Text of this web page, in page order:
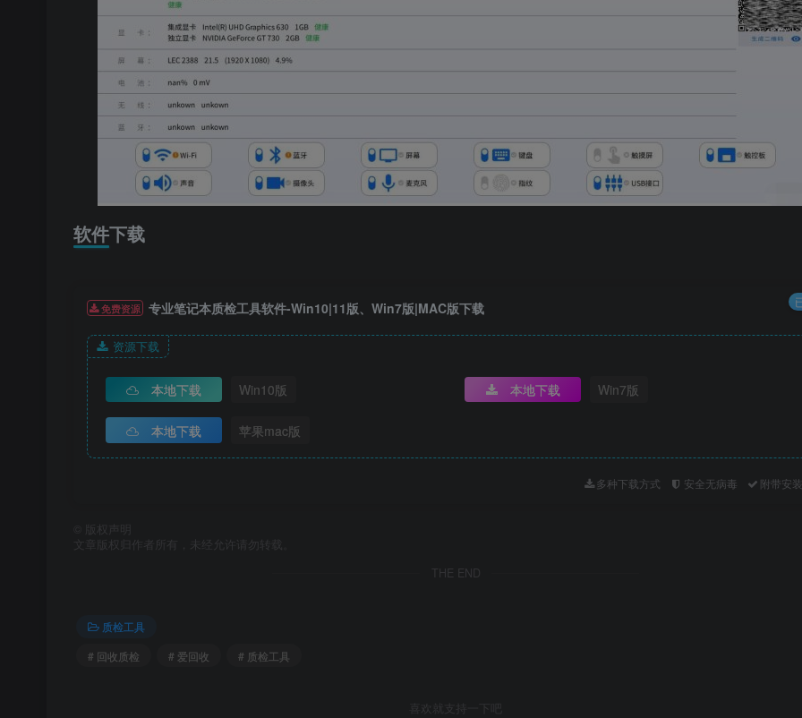
软件下载
免费资源 专业笔记本质检工具软件-Win10|11版、Win7版|MAC版下载
资源下载
本地下载 Win10版 本地下载 Win7版
本地下载 苹果mac版
多种下载方式 安全无病毒 附带安
版权声明
文章版权归作者所有，未经允许请勿转载。
THE END
质检工具
# 回收质检
# 爱回收 # 质检工具
喜欢就支持一下吧